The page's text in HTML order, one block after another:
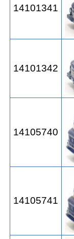
14101341
14101342
14105740
14105741